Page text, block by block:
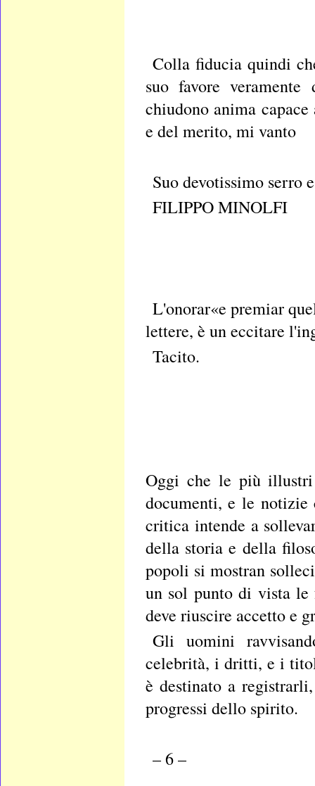
Colla fiducia quindi
suo favore
chiudono anima
e del merito, mi vanto
Suo devotissimo serro
FILIPPO MINOLFI
L'onorar«e premiar
lettere, è un eccitare
Tacito.
Oggi che le più
documenti, e le
critica intende a
della storia e della
popoli si mostran
un sol punto di vista le
deve riuscire accetto e
Gli uomini
celebrità, i dritti, e i
è destinato a
progressi dello spirito.
– 6 –